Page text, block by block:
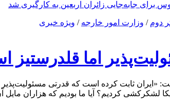
دوم / وزارت امور خارجه / ویژه خبری
اما قلدرستیز
«ایران ثابت کرده است که قدرتی
ما بودیم که هزاران مایل آن‌طرف‌تر، فقط در یک روز، ۱۷۰